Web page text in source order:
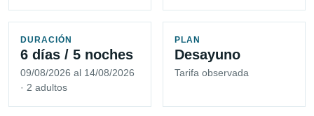
DURACIÓN
6 días / 5 noches
09/08/2026 al 14/08/2026
· 2 adultos
PLAN
Desayuno
Tarifa observada